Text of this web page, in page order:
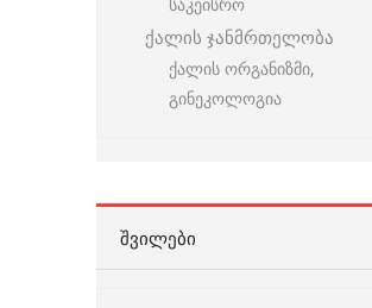
საკეისრო
ქალის ჯანმრთელობა
ქალის ორგანიზმი,
გინეკოლოგია
ᲨᲕᲘᲚᲔᲑᲘ